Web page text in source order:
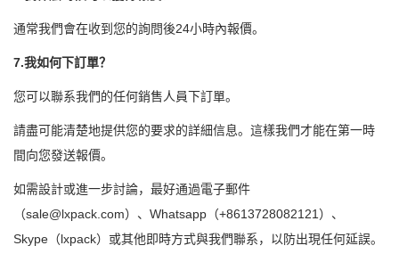
通常我們會在收到您的詢問後24小時內報價。
7.我如何下訂單？
您可以聯系我們的任何銷售人員下訂單。
請盡可能清楚地提供您的要求的詳細信息。這樣我們才能在第一時
間向您發送報價。
如需設計或進一步討論，最好通過電子郵件
（sale@lxpack.com）、Whatsapp（+8613728082121）、
Skype（lxpack）或其他即時方式與我們聯系，以防出現任何延誤。